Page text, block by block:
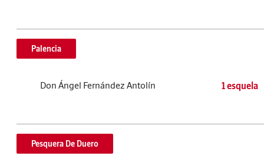
Palencia
Don Ángel Fernández Antolín 1 esquela
Pesquera De Duero